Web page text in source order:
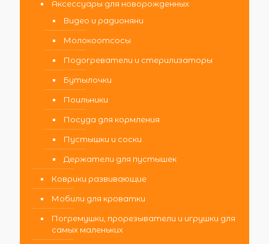
Аксессуары для новорожденных
Видео и радионяни
Молокоотсосы
Подогреватели и стерилизаторы
Бутылочки
Поильники
Посуда для кормления
Пустышки и соски
Держатели для пустышек
Коврики развивающие
Мобили для кроватки
Погремушки, прорезыватели и игрушки для
самых маленьких